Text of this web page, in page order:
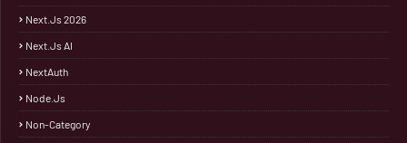
Next.js 2026
Next.js AI
NextAuth
Node.js
Non-Category